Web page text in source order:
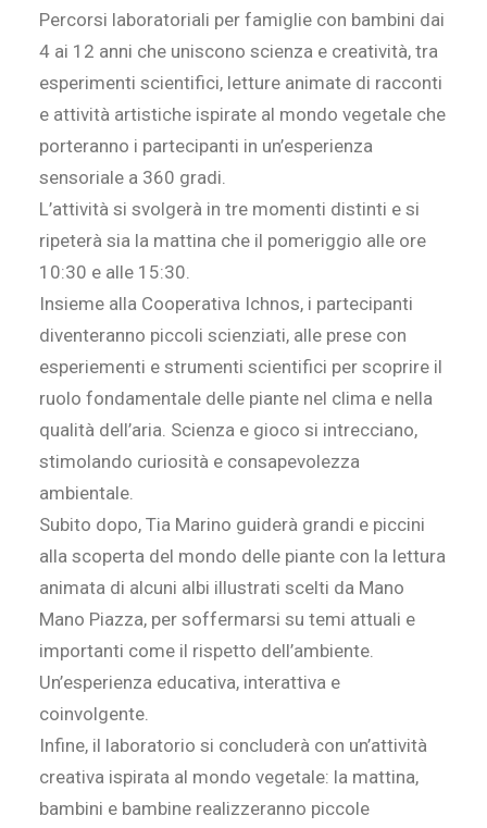
Percorsi laboratoriali per famiglie con bambini dai
4 ai 12 anni che uniscono scienza e creatività, tra
esperimenti scientifici, letture animate di racconti
e attività artistiche ispirate al mondo vegetale che
porteranno i partecipanti in un’esperienza
sensoriale a 360 gradi.
L’attività si svolgerà in tre momenti distinti e si
ripeterà sia la mattina che il pomeriggio alle ore
10:30 e alle 15:30.
Insieme alla Cooperativa Ichnos, i partecipanti
diventeranno piccoli scienziati, alle prese con
esperiementi e strumenti scientifici per scoprire il
ruolo fondamentale delle piante nel clima e nella
qualità dell’aria. Scienza e gioco si intrecciano,
stimolando curiosità e consapevolezza
ambientale.
Subito dopo, Tia Marino guiderà grandi e piccini
alla scoperta del mondo delle piante con la lettura
animata di alcuni albi illustrati scelti da Mano
Mano Piazza, per soffermarsi su temi attuali e
importanti come il rispetto dell’ambiente.
Un’esperienza educativa, interattiva e
coinvolgente.
Infine, il laboratorio si concluderà con un’attività
creativa ispirata al mondo vegetale: la mattina,
bambini e bambine realizzeranno piccole